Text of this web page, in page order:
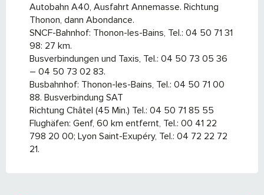
Autobahn A40, Ausfahrt Annemasse. Richtung
Thonon, dann Abondance.
SNCF-Bahnhof: Thonon-les-Bains, Tel.: 04 50 71 31
98: 27 km.
Busverbindungen und Taxis, Tel.: 04 50 73 05 36
– 04 50 73 02 83.
Busbahnhof: Thonon-les-Bains, Tel.: 04 50 71 00
88. Busverbindung SAT
Richtung Châtel (45 Min.) Tel.: 04 50 71 85 55
Flughäfen: Genf, 60 km entfernt, Tel.: 00 41 22
798 20 00; Lyon Saint-Exupéry, Tel.: 04 72 22 72
21.